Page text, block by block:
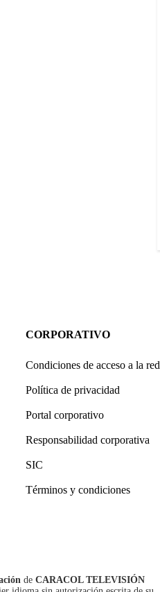
CORPORATIVO
Condiciones de acceso a la red
Política de privacidad
Portal corporativo
Responsabilidad corporativa
SIC
Términos y condiciones
de CARACOL TELEVISIÓN